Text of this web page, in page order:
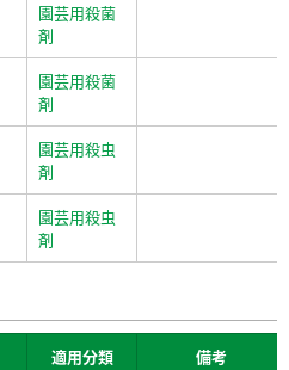
園芸用殺菌
剤
園芸用殺菌
剤
園芸用殺虫
剤
園芸用殺虫
剤
適用分類 備考